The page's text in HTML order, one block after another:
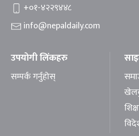
+०१-४२२९४४८
info@nepaldaily.com
उपयोगी लिंकहरु
सम्पर्क गर्नुहोस्